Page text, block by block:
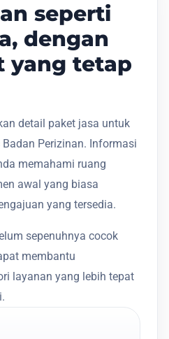
seperti
dengan
yang tetap
detail paket jasa untuk
Perizinan. Informasi
memahami ruang
awal yang biasa
yang tersedia.
sepenuhnya cocok
membantu
layanan yang lebih tepat